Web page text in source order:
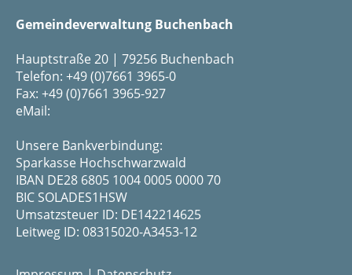
Gemeindeverwaltung Buchenbach
Hauptstraße 20 | 79256 Buchenbach
Telefon: +49 (0)7661 3965-0
Fax: +49 (0)7661 3965-927
eMail:
Unsere Bankverbindung:
Sparkasse Hochschwarzwald
IBAN DE28 6805 1004 0005 0000 70
BIC SOLADES1HSW
Umsatzsteuer ID: DE142214625
Leitweg ID: 08315020-A3453-12